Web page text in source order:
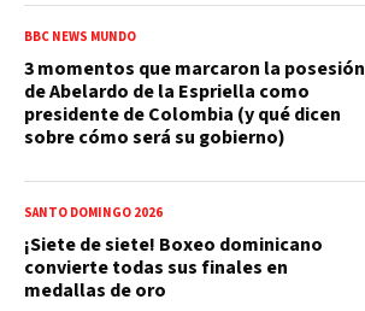
BBC NEWS MUNDO
3 momentos que marcaron la posesión
de Abelardo de la Espriella como
presidente de Colombia (y qué dicen
sobre cómo será su gobierno)
SANTO DOMINGO 2026
¡Siete de siete! Boxeo dominicano
convierte todas sus finales en
medallas de oro